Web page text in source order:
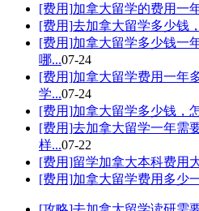
[费用]加拿大留学的费用一
[费用]去加拿大留学多少钱
[费用]加拿大留学多少钱一
哪...07-24
[费用]加拿大留学费用一年
学...07-24
[费用]加拿大留学多少钱，
[费用]去加拿大留学一年需
样...07-22
[费用]留学加拿大本科费用
[费用]加拿大留学费用多少